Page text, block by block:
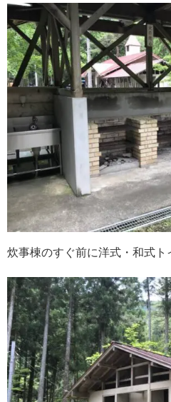
炊事棟のすぐ前に洋式・和式ト